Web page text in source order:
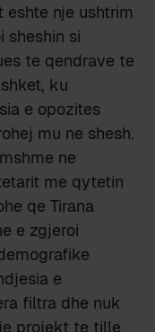
nje ushtrim
sheshin si
te qendrave te
ku
e opozites
mu ne shesh.
ne
me qytetin
qe Tirana
e zgjeroi
e
filtra dhe nuk
projekt te tille.